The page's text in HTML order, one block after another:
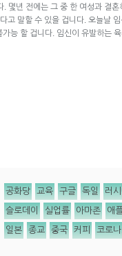
몇년 전에는 그 중 한 여성과 결혼
고 말할 수 있을 겁니다. 오늘날 임
능 할 겁니다. 임신이 유발하는
공화당 교육 구글 독일 러
슬로데이 실업률 아마존 애
일본 종교 중국 커피 코로